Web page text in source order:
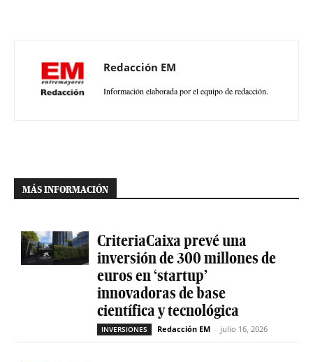
Redacción EM
Información elaborada por el equipo de redacción.
MÁS INFORMACIÓN
CriteriaCaixa prevé una
inversión de 300 millones de
euros en ‘startup’
innovadoras de base
científica y tecnológica
INVERSIONES Redacción EM - julio 16, 2026